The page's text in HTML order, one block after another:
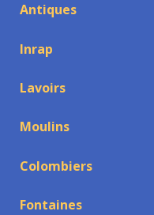
Antiques
Inrap
Lavoirs
Moulins
Colombiers
Fontaines